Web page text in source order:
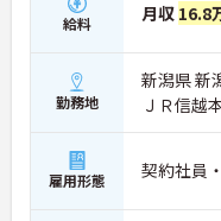
給料 月収 16.8
勤務地
新潟県 新
ＪＲ信越
雇用形態 契約社員